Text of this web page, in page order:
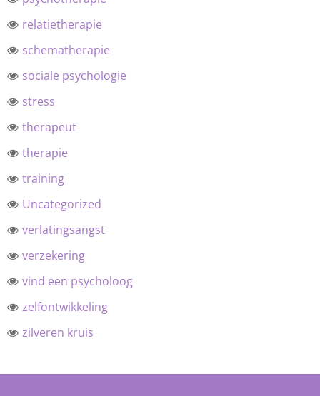
relatietherapie
schematherapie
sociale psychologie
stress
therapeut
therapie
training
Uncategorized
verlatingsangst
verzekering
vind een psycholoog
zelfontwikkeling
zilveren kruis